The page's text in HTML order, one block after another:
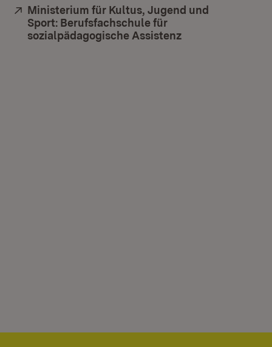
Extern:
Ministerium für Kultus, Jugend und
Sport: Berufsfachschule für
sozialpädagogische Assistenz